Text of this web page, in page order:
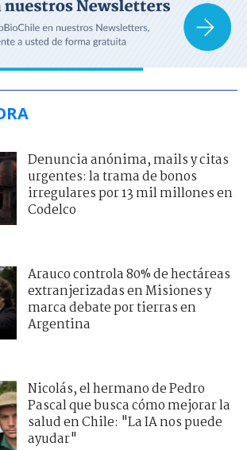
Denuncia anónima, mails y citas
urgentes: la trama de bonos
irregulares por 13 mil millones en
Codelco
Arauco controla 80% de hectáreas
extranjerizadas en Misiones y
marca debate por tierras en
Argentina
Nicolás, el hermano de Pedro
Pascal que busca cómo mejorar la
salud en Chile: "La IA nos puede
ayudar"